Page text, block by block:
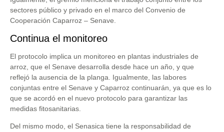
sectores público y privado en el marco del Convenio de
Cooperación Caparroz – Senave.
Continua el monitoreo
El protocolo implica un monitoreo en plantas industriales de
arroz, que el Senave desarrolla desde hace un año, y que
reflejó la ausencia de la planga. Igualmente, las labores
conjuntas entre el Senave y Caparroz continuarán, ya que es lo
que se acordó en el nuevo protocolo para garantizar las
medidas fitosanitarias.
Del mismo modo, el Senasica tiene la responsabilidad de